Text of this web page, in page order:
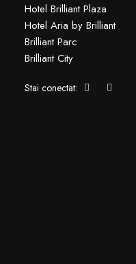
Hotel Brilliant Plaza
Hotel Aria by Brilliant
Brilliant Parc
Brilliant City
Stai conectat: